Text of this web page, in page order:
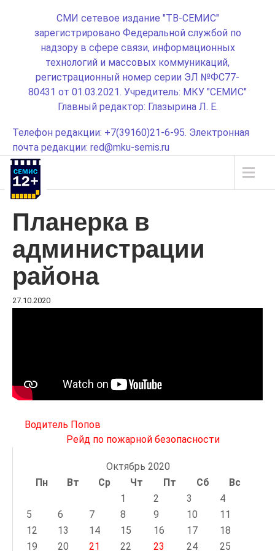
СМИ сетевое издание "ТВ-СЕМИС"
зарегистрировано Федеральной службой по
надзору в сфере связи, информационных
технологий и массовых коммуникаций,
регистрационный номер серии ЭЛ №ФС77-
80431 от 01.03.2021. Учредитель: МКУ "СЕМИС"
Главный редактор: Глазырина Л. Е.
Телефон редакции: +7(39160)21-6-95. Электронная
почта редакции: red@mku-semis.ru
Планерка в
администрации
района
27.10.2020
Навигация
Водитель Попов
Рейд по пожарной безопасности
Октябрь 2020
Пн
Вт Ср Чт Пт Сб
Вс
1
2 3
4
5
6 7 8 9 10
11
12
13 14 15 16 17
18
19
20 21 22 23 24 25